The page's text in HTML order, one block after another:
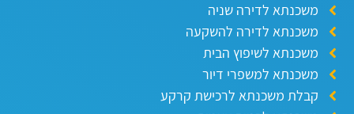
משכנתא לדירה שניה
משכנתא לדירה להשקעה
משכנתא לשיפוץ הבית
משכנתא למשפרי דיור
קבלת משכנתא לרכישת קרקע